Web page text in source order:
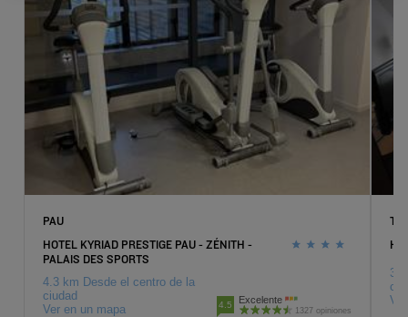
PAU
HOTEL KYRIAD PRESTIGE PAU - ZÉNITH -
PALAIS DES SPORTS
4.3 km Desde el centro de la
ciudad
Ver en un mapa
4.5 Excelente
1327 opiniones